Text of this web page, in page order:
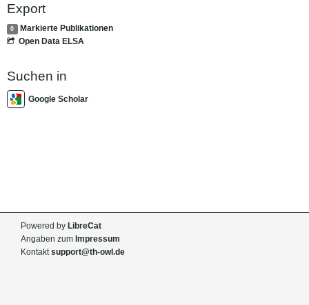
Export
0
Markierte Publikationen
Open Data ELSA
Suchen in
Google Scholar
Powered by LibreCat
Angaben zum Impressum
Kontaktsupport@th-owl.de